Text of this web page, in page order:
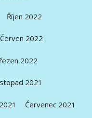
Říjen 2022
Červen 2022
2022
2021
Červenec 2021